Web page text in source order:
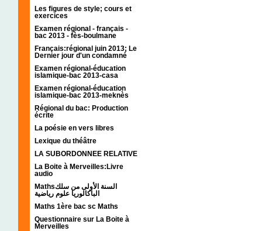
Les figures de style; cours et
exercices
Examen régional - français -
bac 2013 - fès-boulmane
Français:régional juin 2013; Le
Dernier jour d'un condamné
Examen régional-éducation
islamique-bac 2013-casa
Examen régional-éducation
islamique-bac 2013-meknès
Régional du bac: Production
écrite
La poésie en vers libres
Lexique du théâtre
LA SUBORDONNEE RELATIVE
La Boite à Merveilles:Livre
audio
Mathsالسنة الأولى من سلك
الباكالوريا علوم رياضية
Maths 1ère bac sc Maths
Questionnaire sur La Boite à
Merveilles